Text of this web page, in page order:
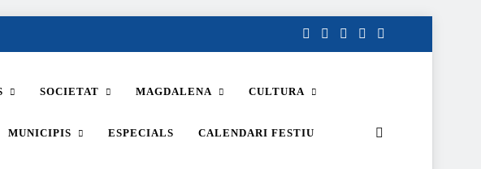
SOCIETAT MAGDALENA CULTURA
MUNICIPIS ESPECIALS CALENDARI FESTIU